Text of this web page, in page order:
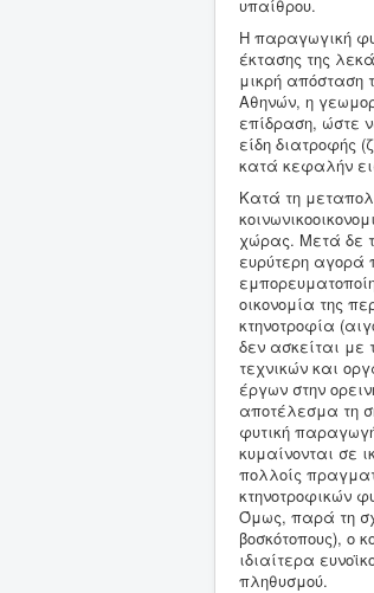
υπαίθρου.
Η παραγωγική
έκτασης της
μικρή απόσταση
Αθηνών, η
επίδραση, ώστε
είδη διατροφής
κατά κεφαλήν
Κατά τη
χώρας. Μετά δε
ευρύτερη αγορά
οικονομία της
κτηνοτροφία
δεν ασκείται με
τεχνικών και
έργων στην
αποτέλεσμα τη
φυτική
κυμαίνονται σε
πολλοίς
κτηνοτροφικών
Όμως, παρά τη
βοσκότοπους), ο
ιδιαίτερα
πληθυσμού.